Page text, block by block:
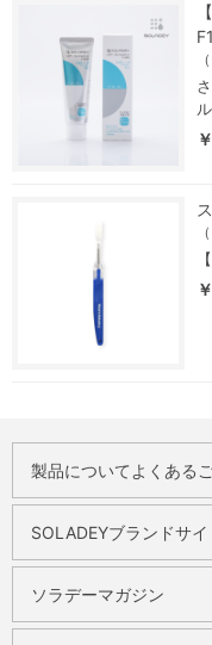
ル
製品についてよくある
SOLADEYブランドサイ
ソラデーマガジン